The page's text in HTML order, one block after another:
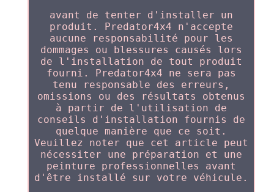
avant de tenter d'installer un
produit. Predator4x4 n'accepte
aucune responsabilité pour les
dommages ou blessures causés lors
de l'installation de tout produit
fourni. Predator4x4 ne sera pas
tenu responsable des erreurs,
omissions ou des résultats obtenus
à partir de l'utilisation de
conseils d'installation fournis de
quelque manière que ce soit.
Veuillez noter que cet article peut
nécessiter une préparation et une
peinture professionnelles avant
d'être installé sur votre véhicule.